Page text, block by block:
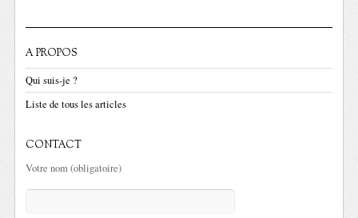
A PROPOS
Qui suis-je ?
Liste de tous les articles
CONTACT
Votre nom (obligatoire)